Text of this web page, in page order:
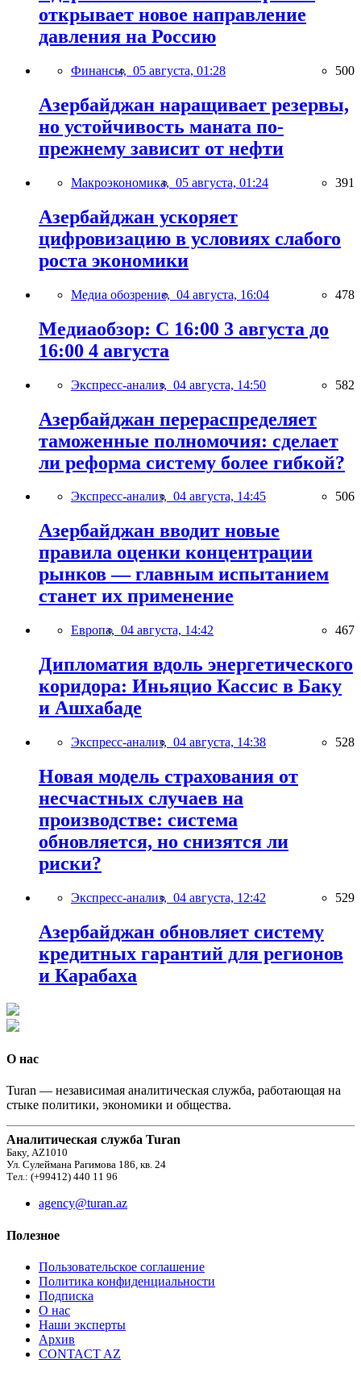
открывает новое направление
давления на Россию
Финансы, 05 августа, 01:28 500
Азербайджан наращивает резервы,
но устойчивость маната по-
прежнему зависит от нефти
Макроэкономика, 05 августа, 01:24 391
Азербайджан ускоряет
цифровизацию в условиях слабого
роста экономики
Медиа обозрение, 04 августа, 16:04 478
Медиаобзор: С 16:00 3 августа до
16:00 4 августа
Экспресс-анализ, 04 августа, 14:50 582
Азербайджан перераспределяет
таможенные полномочия: сделает
ли реформа систему более гибкой?
Экспресс-анализ, 04 августа, 14:45 506
Азербайджан вводит новые
правила оценки концентрации
рынков — главным испытанием
станет их применение
Европа, 04 августа, 14:42 467
Дипломатия вдоль энергетического
коридора: Иньяцио Кассис в Баку
и Ашхабаде
Экспресс-анализ, 04 августа, 14:38 528
Новая модель страхования от
несчастных случаев на
производстве: система
обновляется, но снизятся ли
риски?
Экспресс-анализ, 04 августа, 12:42 529
Азербайджан обновляет систему
кредитных гарантий для регионов
и Карабаха
О нас
Turan — независимая аналитическая служба, работающая на
стыке политики, экономики и общества.
Аналитическая служба Turan
Баку, AZ1010
Ул. Сулеймана Рагимова 186, кв. 24
Тел.: (+99412) 440 11 96
agency@turan.az
Полезное
Пользовательское соглашение
Политика конфиденциальности
Подписка
О нас
Наши эксперты
Архив
CONTACT AZ